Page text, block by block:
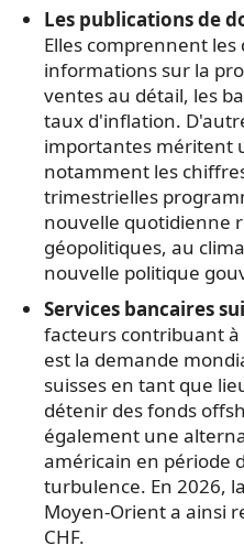
Les publications de
Elles comprennent les
informations sur la
ventes au détail, les
taux d'inflation.
importantes méritent
notamment les
trimestrielles
nouvelle quotidienne
géopolitiques, au
nouvelle politique
Services bancaires
facteurs contribuant à
est la demande
suisses en tant que
détenir des fonds
également une
américain en période
turbulence. En 2026,
Moyen-Orient a ainsi
CHF.